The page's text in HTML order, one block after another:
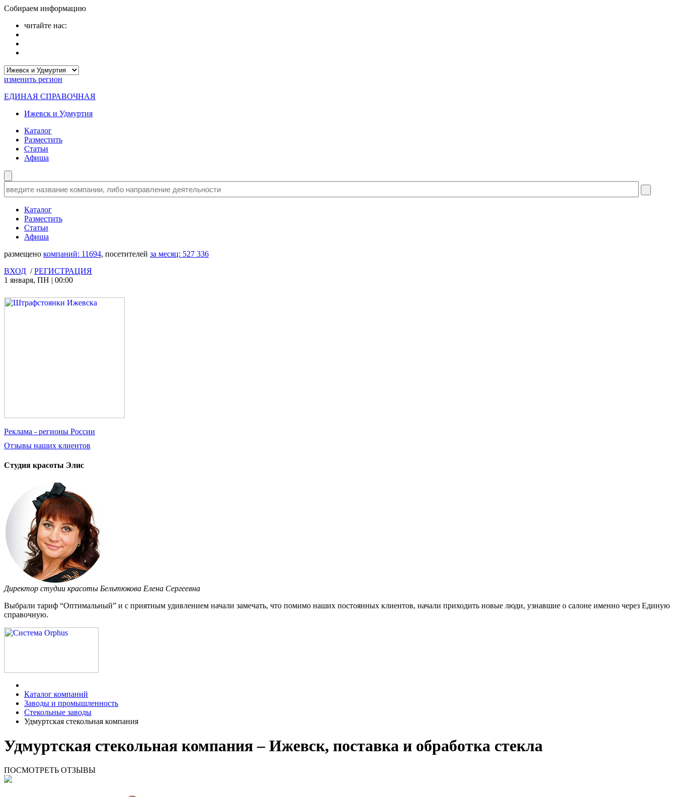
Собираем информацию
читайте нас:
изменить регион
ЕДИНАЯ СПРАВОЧНАЯ
Ижевск и Удмуртия
Каталог
Разместить
Статьи
Афиша
Каталог
Разместить
Статьи
Афиша
размещено компаний: 11694, посетителей за месяц: 527 336
ВХОД /РЕГИСТРАЦИЯ
1 января, ПН | 00:00
Реклама - регионы России
Отзывы наших клиентов
Студия красоты Элис
Директор студии красоты Бельтюкова Елена Сергеевна
Выбрали тариф “Оптимальный” и с приятным удивлением начали замечать, что помимо наших постоянных клиентов, начали приходить новые люди, узнавшие о салоне именно через Единую
справочную.
Каталог компаний
Заводы и промышленность
Стекольные заводы
Удмуртская стекольная компания
Удмуртская стекольная компания – Ижевск, поставка и обработка стекла
ПОСМОТРЕТЬ ОТЗЫВЫ